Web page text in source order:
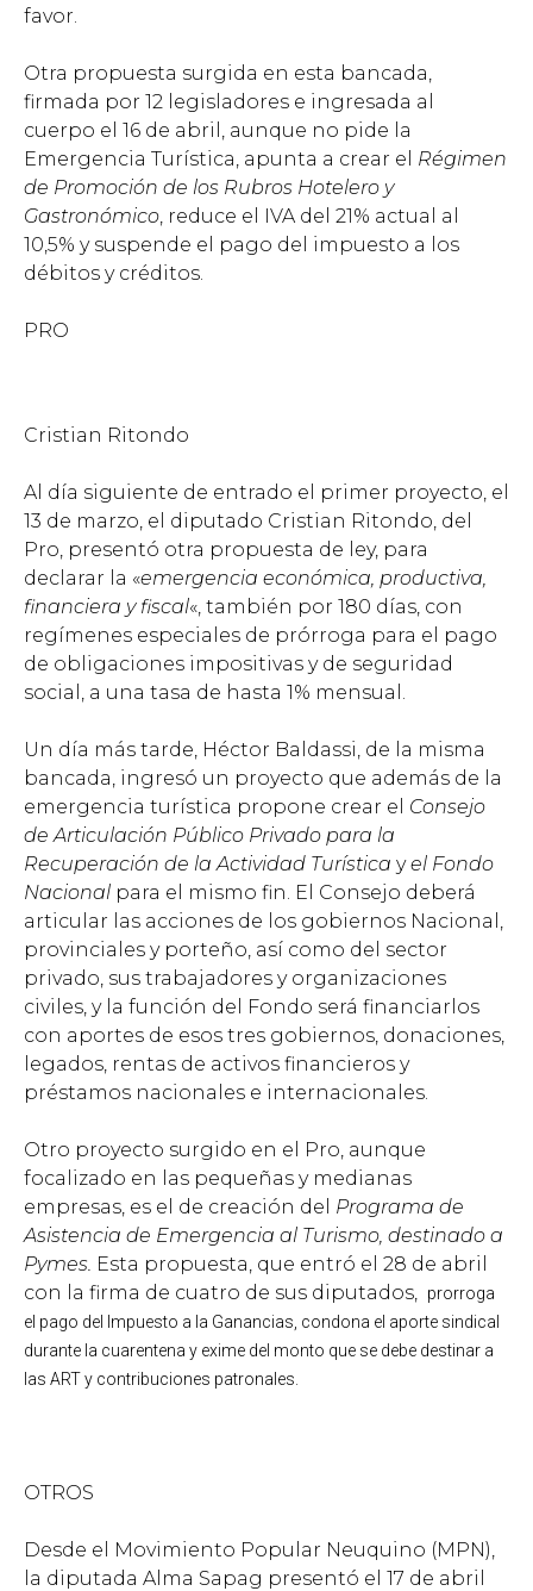
favor.
Otra propuesta surgida en esta bancada,
firmada por 12 legisladores e ingresada al
cuerpo el 16 de abril, aunque no pide la
Emergencia Turística, apunta a crear el Régimen
de Promoción de los Rubros Hotelero y
Gastronómico , reduce el IVA del 21% actual al
10,5% y suspende el pago del impuesto a los
débitos y créditos.
PRO
Cristian Ritondo
Al día siguiente de entrado el primer proyecto, el
13 de marzo, el diputado Cristian Ritondo, del
Pro, presentó otra propuesta de ley, para
declarar la «emergencia económica, productiva,
financiera y fiscal«, también por 180 días, con
regímenes especiales de prórroga para el pago
de obligaciones impositivas y de seguridad
social, a una tasa de hasta 1% mensual.
Un día más tarde, Héctor Baldassi, de la misma
bancada, ingresó un proyecto que además de la
emergencia turística propone crear el Consejo
de Articulación Público Privado para la
Recuperación de la Actividad Turística yel Fondo
Nacional para el mismo fin. El Consejo deberá
articular las acciones de los gobiernos Nacional,
provinciales y porteño, así como del sector
privado, sus trabajadores y organizaciones
civiles, y la función del Fondo será financiarlos
con aportes de esos tres gobiernos, donaciones,
legados, rentas de activos financieros y
préstamos nacionales e internacionales.
Otro proyecto surgido en el Pro, aunque
focalizado en las pequeñas y medianas
empresas, es el de creación del Programa de
Asistencia de Emergencia al Turismo, destinado a
Pymes. Esta propuesta, que entró el 28 de abril
con la firma de cuatro de sus diputados,
prorroga
el pago del Impuesto a la Ganancias, condona el aporte sindical
durante la cuarentena y exime del monto que se debe destinar a
las ART y contribuciones patronales.
OTROS
Desde el Movimiento Popular Neuquino (MPN),
la diputada Alma Sapag presentó el 17 de abril